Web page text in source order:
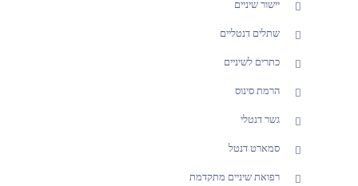
יישור שיניים
שתלים דנטליים
כתרים לשיניים
הרמת סינוס
גשר דנטלי
סמארט דנטל
רפואת שיניים מתקדמת